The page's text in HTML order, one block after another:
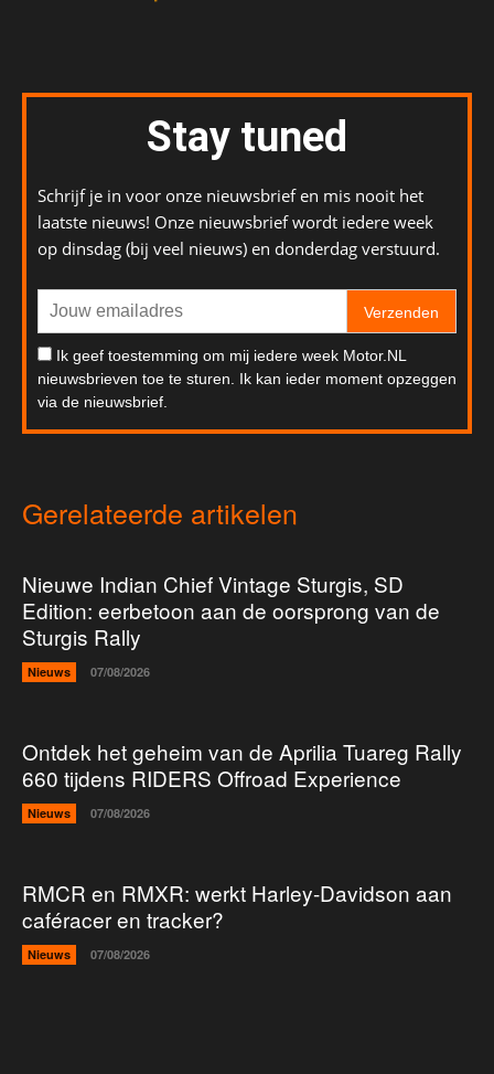
Stay tuned
Schrijf je in voor onze nieuwsbrief en mis nooit het
laatste nieuws! Onze nieuwsbrief wordt iedere week
op dinsdag (bij veel nieuws) en donderdag verstuurd.
Verzenden
Ik geef toestemming om mij iedere week Motor.NL
nieuwsbrieven toe te sturen. Ik kan ieder moment opzeggen
via de nieuwsbrief.
Gerelateerde artikelen
Nieuwe Indian Chief Vintage Sturgis, SD
Edition: eerbetoon aan de oorsprong van de
Sturgis Rally
Nieuws 07/08/2026
Ontdek het geheim van de Aprilia Tuareg Rally
660 tijdens RIDERS Offroad Experience
Nieuws 07/08/2026
RMCR en RMXR: werkt Harley-Davidson aan
caféracer en tracker?
Nieuws 07/08/2026